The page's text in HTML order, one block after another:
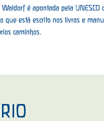
é apontada pela
que está escrito nos livros e
caminhos.